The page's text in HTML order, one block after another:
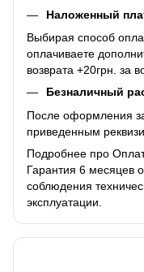
Наложенный
Выбирая способ
оплачиваете
возврата +20грн. за
Безналичный
После оформления
приведенным
Подробнее про
Гарантия 6 месяцев
соблюдения
эксплуатации.